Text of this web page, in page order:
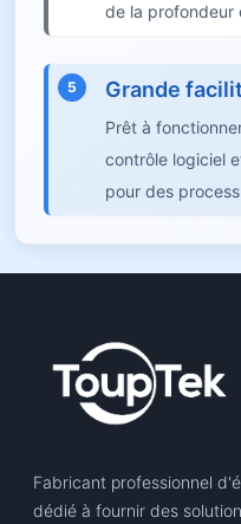
de la profondeur
5 Grande
Prêt à
contrôle logiciel
pour des
Fabricant professionnel
dédié à fournir des